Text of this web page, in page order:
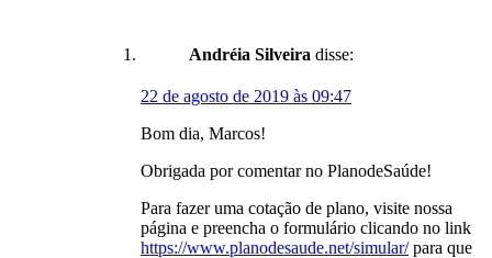
Andréia Silveira disse:
22 de agosto de 2019 às 09:47
Bom dia, Marcos!
Obrigada por comentar no PlanodeSaúde!
Para fazer uma cotação de plano, visite nossa
página e preencha o formulário clicando no link
https://www.planodesaude.net/simular/para que